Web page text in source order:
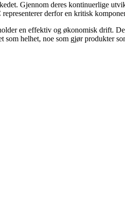
Gjennom deres kontinuerlige
derfor en kritisk
en effektiv og økonomisk drift.
som helhet, noe som gjør